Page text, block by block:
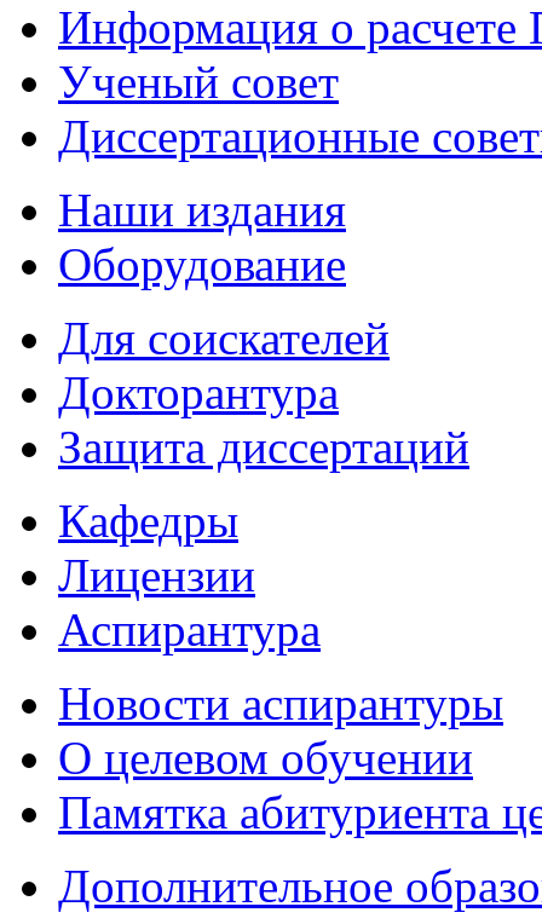
Информация о
Ученый совет
Диссертационные
Наши издания
Оборудование
Для соискателей
Докторантура
Защита диссертаций
Кафедры
Лицензии
Аспирантура
Новости аспирантуры
О целевом обучении
Памятка абитуриента
Дополнительное